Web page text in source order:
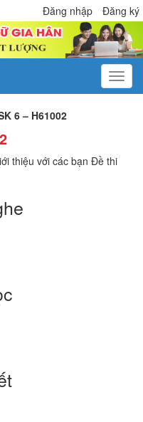
Đăng nhập Đăng ký
6 – H61002
thiệu với các bạn Đề thi